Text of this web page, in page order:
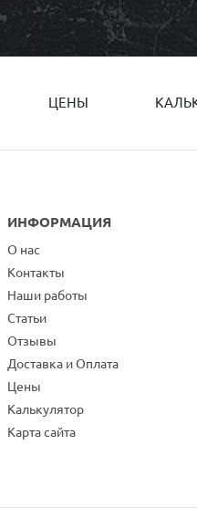
ЦЕНЫ
ИНФОРМАЦИЯ
О нас
Контакты
Наши работы
Статьи
Отзывы
Доставка и Оплата
Цены
Калькулятор
Карта сайта